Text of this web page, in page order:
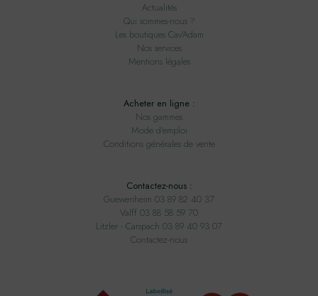
Actualités
Qui sommes-nous ?
Les boutiques Cav'Adam
Nos services
Mentions légales
Acheter en ligne :
Nos gammes
Mode d'emploi
Conditions générales de vente
Contactez-nous :
Guewenheim 03 89 82 40 37
Valff 03 88 58 59 70
Litzler - Carspach 03 89 40 93 07
Contactez-nous